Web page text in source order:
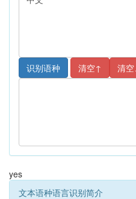
yes
文本语种语言识别简介